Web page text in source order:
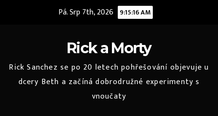
Pá. Srp 7th, 2026 9:15:16 AM
Rick a Morty
Rick Sanchez se po 20 letech pohřešování objevuje u
dcery Beth a začíná dobrodružné experimenty s
vnoučaty